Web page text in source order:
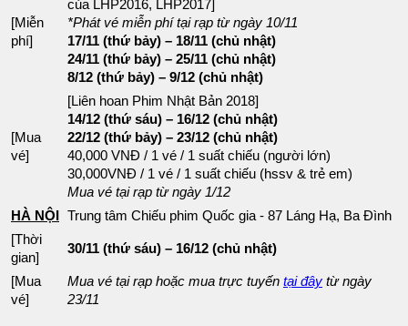
[Miễn
phí]
của LHP2016, LHP2017]
*Phát vé miễn phí tại rạp từ ngày 10/11
17/11 (thứ bảy) – 18/11 (chủ nhật)
24/11 (thứ bảy) – 25/11 (chủ nhật)
8/12 (thứ bảy) – 9/12 (chủ nhật)
[Mua
vé]
[Liên hoan Phim Nhật Bản 2018]
14/12 (thứ sáu) – 16/12 (chủ nhật)
22/12 (thứ bảy) – 23/12 (chủ nhật)
40,000 VNĐ / 1 vé / 1 suất chiếu (người lớn)
30,000VNĐ / 1 vé / 1 suất chiếu (hssv & trẻ em)
Mua vé tại rạp từ ngày 1/12
HÀ NỘI
Trung tâm Chiếu phim Quốc gia - 87 Láng Hạ, Ba Đình
[Thời
gian]
30/11 (thứ sáu) – 16/12 (chủ nhật)
[Mua
vé]
Mua vé tại rạp hoặc mua trực tuyến tại đây từ ngày
23/11